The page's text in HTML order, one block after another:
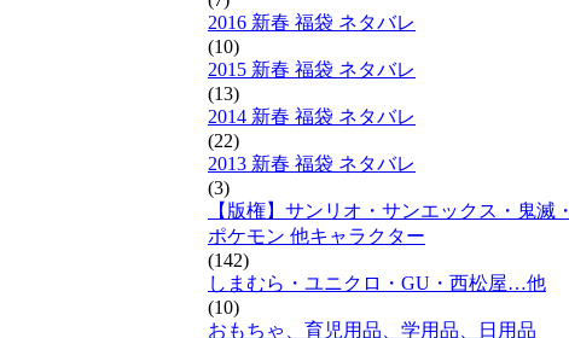
2016 新春 福袋 ネタバレ
(10)
2015 新春 福袋 ネタバレ
(13)
2014 新春 福袋 ネタバレ
(22)
2013 新春 福袋 ネタバレ
(3)
【版権】サンリオ・サンエックス・鬼滅・
ポケモン 他キャラクター
(142)
しまむら・ユニクロ・GU・西松屋…他
(10)
おもちゃ、育児用品、学用品、日用品